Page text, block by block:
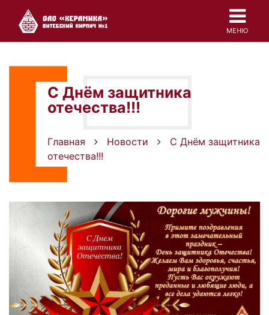
МЕНЮ
C Днём защитника
отечества!!!
Главная Новости
C Днём защитника
отечества!!!